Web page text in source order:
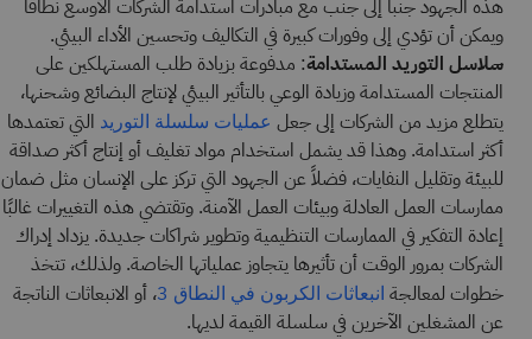
هذه الجهود جنبا إلى جنب مع مبادرات استدامة الشركات الأوسع نطاقا
ويمكن أن تؤدي إلى وفورات كبيرة في التكاليف وتحسين الأداء البيئي.
سلاسل التوريد المستدامة: مدفوعة بزيادة طلب المستهلكين على
المنتجات المستدامة وزيادة الوعي بالتأثير البيئي لإنتاج البضائع وشحنها،
يتطلع مزيد من الشركات إلى جعل عمليات سلسلة التوريد التي تعتمدها
أكثر استدامة. وهذا قد يشمل استخدام مواد تغليف أو إنتاج أكثر صداقة
للبيئة وتقليل النفايات، فضلاً عن الجهود التي تركز على الإنسان مثل ضمان
ممارسات العمل العادلة وبيئات العمل الآمنة. وتقتضي هذه التغييرات غالبًا
إعادة التفكير في الممارسات التنظيمية وتطوير شراكات جديدة. يزداد إدراك
الشركات بمرور الوقت أن تأثيرها يتجاوز عملياتها الخاصة. ولذلك، تتخذ
خطوات لمعالجة انبعاثات الكربون في النطاق 3
، أو الانبعاثات الناتجة
عن المشغلين الآخرين في سلسلة القيمة لديها.